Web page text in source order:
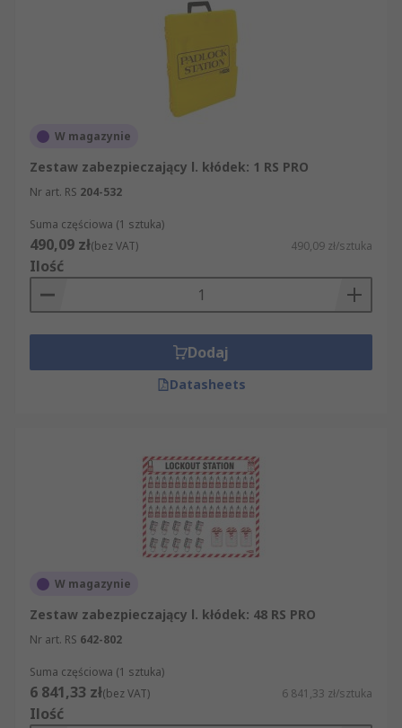
oferty. Oferujemy wyłącznie artykuły, które
bezpieczeństwa. Mogą więc Państwo spokojnie
robić zakupy, wiedząc, że naszym celem jest
zapewnienie Państwu najwyższej klasy
W magazynie
Zestaw zabezpieczający l. kłódek: 1 RS PRO
Nr art. RS 204-532
Suma częściowa (1 sztuka)
490,09 zł(bez VAT) 490,09 zł/sztuka
Ilość
Dodaj
Datasheets
W magazynie
Zestaw zabezpieczający l. kłódek: 48 RS PRO
Nr art. RS 642-802
Suma częściowa (1 sztuka)
6 841,33 zł(bez VAT) 6 841,33 zł/sztuka
Ilość